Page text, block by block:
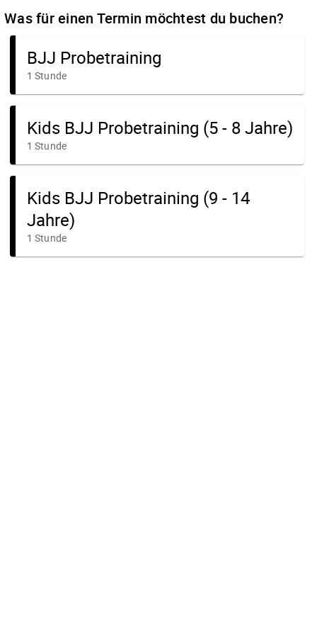
Was für einen Termin möchtest du buchen?
BJJ Probetraining
1 Stunde
Kids BJJ Probetraining (5 - 8 Jahre)
1 Stunde
Kids BJJ Probetraining (9 - 14
Jahre)
1 Stunde